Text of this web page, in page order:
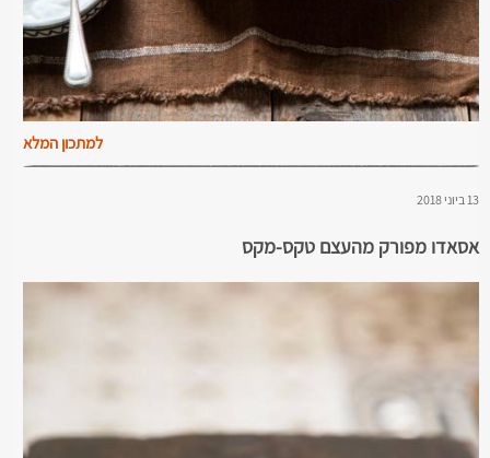
למתכון המלא
13 ביוני 2018
אסאדו מפורק מהעצם טקס-מקס